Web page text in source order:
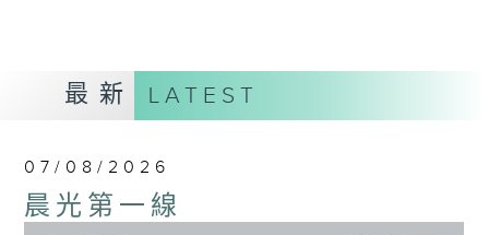
最新 LATEST
07/08/2026
晨光第一線